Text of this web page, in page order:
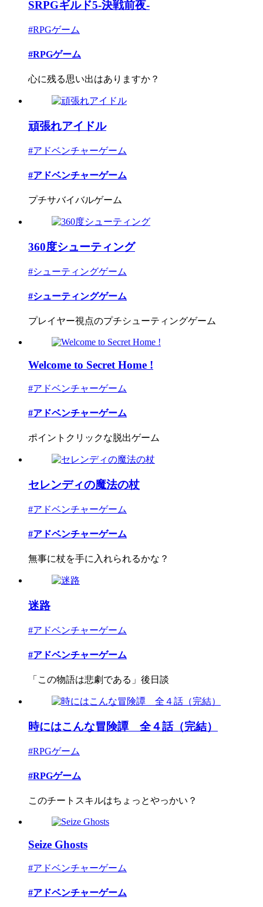
SRPGギルド5-決戦前夜-
#RPGゲーム
#RPGゲーム
心に残る思い出はありますか？
頑張れアイドル
#アドベンチャーゲーム
#アドベンチャーゲーム
プチサバイバルゲーム
360度シューティング
#シューティングゲーム
#シューティングゲーム
プレイヤー視点のプチシューティングゲーム
Welcome to Secret Home !
#アドベンチャーゲーム
#アドベンチャーゲーム
ポイントクリックな脱出ゲーム
セレンディの魔法の杖
#アドベンチャーゲーム
#アドベンチャーゲーム
無事に杖を手に入れられるかな？
迷路
#アドベンチャーゲーム
#アドベンチャーゲーム
「この物語は悲劇である」後日談
時にはこんな冒険譚 全４話（完結）
#RPGゲーム
#RPGゲーム
このチートスキルはちょっとやっかい？
Seize Ghosts
#アドベンチャーゲーム
#アドベンチャーゲーム